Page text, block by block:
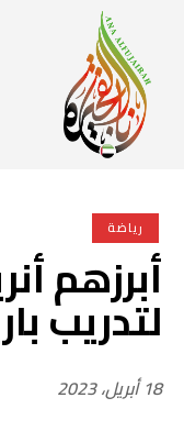
رياضة
أبرزهم
لتدريب
18 أبريل، 2023